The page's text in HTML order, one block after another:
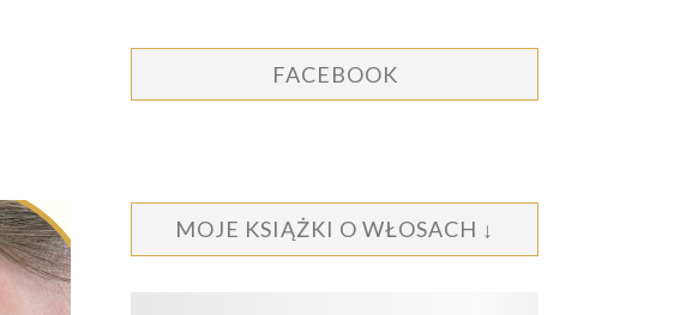
FACEBOOK
MOJE KSIĄŻKI O WŁOSACH ↓